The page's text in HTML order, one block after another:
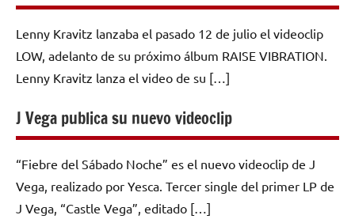
Lenny Kravitz lanzaba el pasado 12 de julio el videoclip
LOW, adelanto de su próximo álbum RAISE VIBRATION.
Lenny Kravitz lanza el video de su […]
J Vega publica su nuevo videoclip
“Fiebre del Sábado Noche” es el nuevo videoclip de J
Vega, realizado por Yesca. Tercer single del primer LP de
J Vega, “Castle Vega”, editado […]